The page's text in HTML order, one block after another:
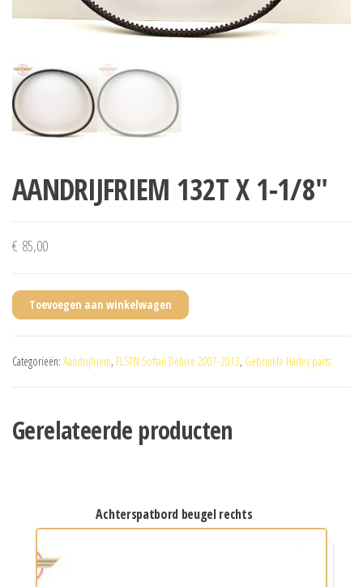
AANDRIJFRIEM 132T X 1-1/8″
€ 85,00
Toevoegen aan winkelwagen
Categorieën: Aandrijfriem, FLSTN Softail Deluxe 2007-2013, Gebruikte Harley parts
Gerelateerde producten
achterspatbord beugel rechts